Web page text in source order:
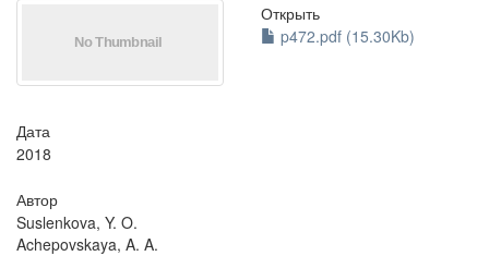
Открыть
p472.pdf (15.30Kb)
Дата
2018
Автор
Suslenkova, Y. O.
Achepovskaya, A. A.